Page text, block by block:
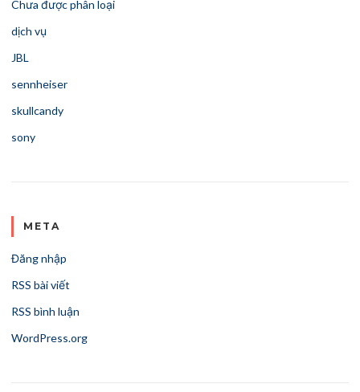
Chưa được phân loại
dịch vụ
JBL
sennheiser
skullcandy
sony
META
Đăng nhập
RSS bài viết
RSS bình luận
WordPress.org